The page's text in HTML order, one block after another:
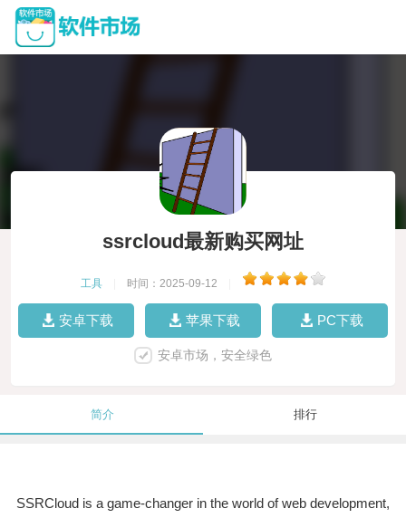
ssrcloud最新购买网址
工具 时间：2025-09-12
安卓下载 苹果下载 PC下载
安卓市场，安全绿色
简介 排行
SSRCloud is a game-changer in the world of web development,